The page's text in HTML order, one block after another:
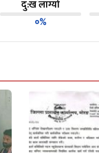
दु:ख लाग्यो
०%